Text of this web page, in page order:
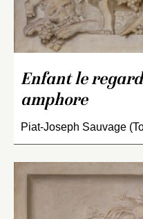
Enfant le
amphore
Piat-Joseph Sauvage